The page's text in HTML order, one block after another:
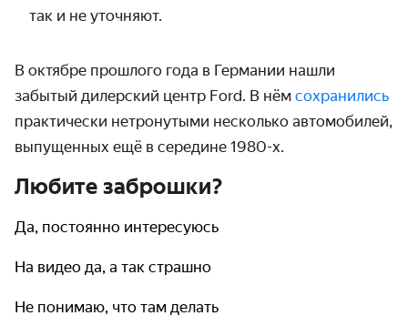
так и не уточняют.
В октябре прошлого года в Германии нашли
забытый дилерский центр Ford. В нём сохранились
практически нетронутыми несколько автомобилей,
выпущенных ещё в середине 1980-х.
Любите заброшки?
Да, постоянно интересуюсь
На видео да, а так страшно
Не понимаю, что там делать